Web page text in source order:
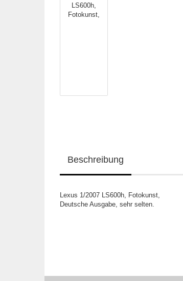
Beschreibung
Lexus 1/2007 LS600h, Fotokunst,
Deutsche Ausgabe, sehr selten.